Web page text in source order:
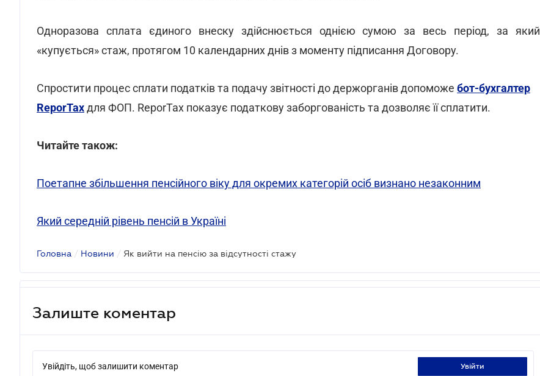
Одноразова сплата єдиного внеску здійснюється однією сумою за весь період, за який
«купується» стаж, протягом 10 календарних днів з моменту підписання Договору.
Спростити процес сплати податків та подачу звітності до держорганів допоможе бот-бухгалтер
ReporTaxдля ФОП. ReporTax показує податкову заборгованість та дозволяє її cплатити.
Читайте також:
Поетапне збільшення пенсійного віку для окремих категорій осіб визнано незаконним
Який середній рівень пенсій в Україні
Головна / Новини / Як вийти на пенсію за відсутності стажу
Залиште коментар
Увійдіть, щоб залишити коментар увійти